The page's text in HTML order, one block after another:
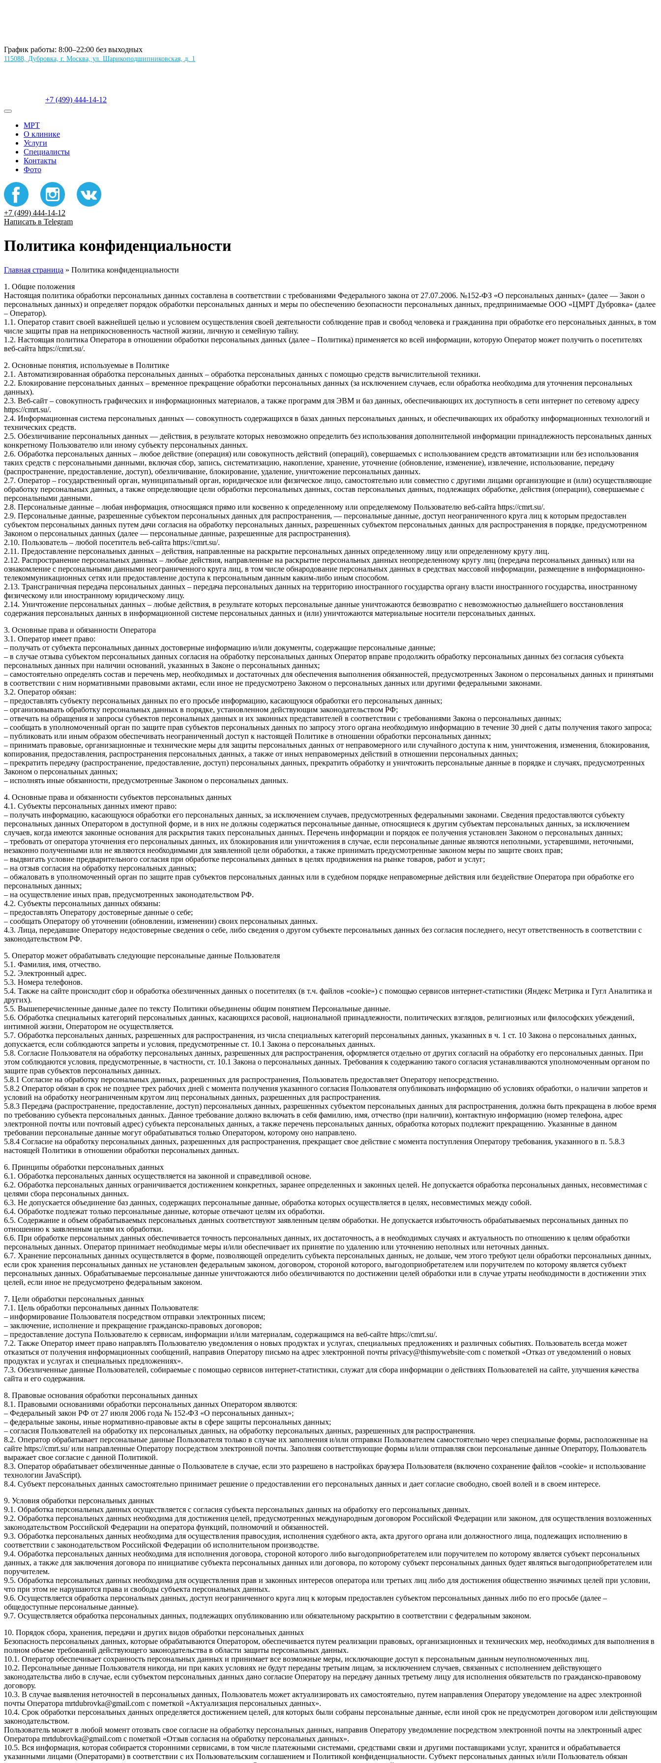
График работы: 8:00–22:00 без выходных
115088, Дубровка, г. Москва, ул. Шарикоподшипниковская, д. 1
+7 (499) 444-14-12
МРТ
О клинике
Услуги
Специалисты
Контакты
Фото
+7 (499) 444-14-12
Написать в Telegram
Политика конфиденциальности
Главная страница » Политика конфиденциальности
1. Общие положения
Настоящая политика обработки персональных данных составлена в соответствии с требованиями Федерального закона от 27.07.2006. №152-ФЗ «О персональных данных» (далее — Закон о
персональных данных) и определяет порядок обработки персональных данных и меры по обеспечению безопасности персональных данных, предпринимаемые ООО «ЦМРТ Дубровка» (далее
– Оператор).
1.1. Оператор ставит своей важнейшей целью и условием осуществления своей деятельности соблюдение прав и свобод человека и гражданина при обработке его персональных данных, в том
числе защиты прав на неприкосновенность частной жизни, личную и семейную тайну.
1.2. Настоящая политика Оператора в отношении обработки персональных данных (далее – Политика) применяется ко всей информации, которую Оператор может получить о посетителях
веб-сайта https://cmrt.su/.
2. Основные понятия, используемые в Политике
2.1. Автоматизированная обработка персональных данных – обработка персональных данных с помощью средств вычислительной техники.
2.2. Блокирование персональных данных – временное прекращение обработки персональных данных (за исключением случаев, если обработка необходима для уточнения персональных
данных).
2.3. Веб-сайт – совокупность графических и информационных материалов, а также программ для ЭВМ и баз данных, обеспечивающих их доступность в сети интернет по сетевому адресу
https://cmrt.su/.
2.4. Информационная система персональных данных — совокупность содержащихся в базах данных персональных данных, и обеспечивающих их обработку информационных технологий и
технических средств.
2.5. Обезличивание персональных данных — действия, в результате которых невозможно определить без использования дополнительной информации принадлежность персональных данных
конкретному Пользователю или иному субъекту персональных данных.
2.6. Обработка персональных данных – любое действие (операция) или совокупность действий (операций), совершаемых с использованием средств автоматизации или без использования
таких средств с персональными данными, включая сбор, запись, систематизацию, накопление, хранение, уточнение (обновление, изменение), извлечение, использование, передачу
(распространение, предоставление, доступ), обезличивание, блокирование, удаление, уничтожение персональных данных.
2.7. Оператор – государственный орган, муниципальный орган, юридическое или физическое лицо, самостоятельно или совместно с другими лицами организующие и (или) осуществляющие
обработку персональных данных, а также определяющие цели обработки персональных данных, состав персональных данных, подлежащих обработке, действия (операции), совершаемые с
персональными данными.
2.8. Персональные данные – любая информация, относящаяся прямо или косвенно к определенному или определяемому Пользователю веб-сайта https://cmrt.su/.
2.9. Персональные данные, разрешенные субъектом персональных данных для распространения, — персональные данные, доступ неограниченного круга лиц к которым предоставлен
субъектом персональных данных путем дачи согласия на обработку персональных данных, разрешенных субъектом персональных данных для распространения в порядке, предусмотренном
Законом о персональных данных (далее — персональные данные, разрешенные для распространения).
2.10. Пользователь – любой посетитель веб-сайта https://cmrt.su/.
2.11. Предоставление персональных данных – действия, направленные на раскрытие персональных данных определенному лицу или определенному кругу лиц.
2.12. Распространение персональных данных – любые действия, направленные на раскрытие персональных данных неопределенному кругу лиц (передача персональных данных) или на
ознакомление с персональными данными неограниченного круга лиц, в том числе обнародование персональных данных в средствах массовой информации, размещение в информационно-
телекоммуникационных сетях или предоставление доступа к персональным данным каким-либо иным способом.
2.13. Трансграничная передача персональных данных – передача персональных данных на территорию иностранного государства органу власти иностранного государства, иностранному
физическому или иностранному юридическому лицу.
2.14. Уничтожение персональных данных – любые действия, в результате которых персональные данные уничтожаются безвозвратно с невозможностью дальнейшего восстановления
содержания персональных данных в информационной системе персональных данных и (или) уничтожаются материальные носители персональных данных.
3. Основные права и обязанности Оператора
3.1. Оператор имеет право:
– получать от субъекта персональных данных достоверные информацию и/или документы, содержащие персональные данные;
– в случае отзыва субъектом персональных данных согласия на обработку персональных данных Оператор вправе продолжить обработку персональных данных без согласия субъекта
персональных данных при наличии оснований, указанных в Законе о персональных данных;
– самостоятельно определять состав и перечень мер, необходимых и достаточных для обеспечения выполнения обязанностей, предусмотренных Законом о персональных данных и принятыми
в соответствии с ним нормативными правовыми актами, если иное не предусмотрено Законом о персональных данных или другими федеральными законами.
3.2. Оператор обязан:
– предоставлять субъекту персональных данных по его просьбе информацию, касающуюся обработки его персональных данных;
– организовывать обработку персональных данных в порядке, установленном действующим законодательством РФ;
– отвечать на обращения и запросы субъектов персональных данных и их законных представителей в соответствии с требованиями Закона о персональных данных;
– сообщать в уполномоченный орган по защите прав субъектов персональных данных по запросу этого органа необходимую информацию в течение 30 дней с даты получения такого запроса;
– публиковать или иным образом обеспечивать неограниченный доступ к настоящей Политике в отношении обработки персональных данных;
– принимать правовые, организационные и технические меры для защиты персональных данных от неправомерного или случайного доступа к ним, уничтожения, изменения, блокирования,
копирования, предоставления, распространения персональных данных, а также от иных неправомерных действий в отношении персональных данных;
– прекратить передачу (распространение, предоставление, доступ) персональных данных, прекратить обработку и уничтожить персональные данные в порядке и случаях, предусмотренных
Законом о персональных данных;
– исполнять иные обязанности, предусмотренные Законом о персональных данных.
4. Основные права и обязанности субъектов персональных данных
4.1. Субъекты персональных данных имеют право:
– получать информацию, касающуюся обработки его персональных данных, за исключением случаев, предусмотренных федеральными законами. Сведения предоставляются субъекту
персональных данных Оператором в доступной форме, и в них не должны содержаться персональные данные, относящиеся к другим субъектам персональных данных, за исключением
случаев, когда имеются законные основания для раскрытия таких персональных данных. Перечень информации и порядок ее получения установлен Законом о персональных данных;
– требовать от оператора уточнения его персональных данных, их блокирования или уничтожения в случае, если персональные данные являются неполными, устаревшими, неточными,
незаконно полученными или не являются необходимыми для заявленной цели обработки, а также принимать предусмотренные законом меры по защите своих прав;
– выдвигать условие предварительного согласия при обработке персональных данных в целях продвижения на рынке товаров, работ и услуг;
– на отзыв согласия на обработку персональных данных;
– обжаловать в уполномоченный орган по защите прав субъектов персональных данных или в судебном порядке неправомерные действия или бездействие Оператора при обработке его
персональных данных;
– на осуществление иных прав, предусмотренных законодательством РФ.
4.2. Субъекты персональных данных обязаны:
– предоставлять Оператору достоверные данные о себе;
– сообщать Оператору об уточнении (обновлении, изменении) своих персональных данных.
4.3. Лица, передавшие Оператору недостоверные сведения о себе, либо сведения о другом субъекте персональных данных без согласия последнего, несут ответственность в соответствии с
законодательством РФ.
5. Оператор может обрабатывать следующие персональные данные Пользователя
5.1. Фамилия, имя, отчество.
5.2. Электронный адрес.
5.3. Номера телефонов.
5.4. Также на сайте происходит сбор и обработка обезличенных данных о посетителях (в т.ч. файлов «cookie») с помощью сервисов интернет-статистики (Яндекс Метрика и Гугл Аналитика и
других).
5.5. Вышеперечисленные данные далее по тексту Политики объединены общим понятием Персональные данные.
5.6. Обработка специальных категорий персональных данных, касающихся расовой, национальной принадлежности, политических взглядов, религиозных или философских убеждений,
интимной жизни, Оператором не осуществляется.
5.7. Обработка персональных данных, разрешенных для распространения, из числа специальных категорий персональных данных, указанных в ч. 1 ст. 10 Закона о персональных данных,
допускается, если соблюдаются запреты и условия, предусмотренные ст. 10.1 Закона о персональных данных.
5.8. Согласие Пользователя на обработку персональных данных, разрешенных для распространения, оформляется отдельно от других согласий на обработку его персональных данных. При
этом соблюдаются условия, предусмотренные, в частности, ст. 10.1 Закона о персональных данных. Требования к содержанию такого согласия устанавливаются уполномоченным органом по
защите прав субъектов персональных данных.
5.8.1 Согласие на обработку персональных данных, разрешенных для распространения, Пользователь предоставляет Оператору непосредственно.
5.8.2 Оператор обязан в срок не позднее трех рабочих дней с момента получения указанного согласия Пользователя опубликовать информацию об условиях обработки, о наличии запретов и
условий на обработку неограниченным кругом лиц персональных данных, разрешенных для распространения.
5.8.3 Передача (распространение, предоставление, доступ) персональных данных, разрешенных субъектом персональных данных для распространения, должна быть прекращена в любое время
по требованию субъекта персональных данных. Данное требование должно включать в себя фамилию, имя, отчество (при наличии), контактную информацию (номер телефона, адрес
электронной почты или почтовый адрес) субъекта персональных данных, а также перечень персональных данных, обработка которых подлежит прекращению. Указанные в данном
требовании персональные данные могут обрабатываться только Оператором, которому оно направлено.
5.8.4 Согласие на обработку персональных данных, разрешенных для распространения, прекращает свое действие с момента поступления Оператору требования, указанного в п. 5.8.3
настоящей Политики в отношении обработки персональных данных.
6. Принципы обработки персональных данных
6.1. Обработка персональных данных осуществляется на законной и справедливой основе.
6.2. Обработка персональных данных ограничивается достижением конкретных, заранее определенных и законных целей. Не допускается обработка персональных данных, несовместимая с
целями сбора персональных данных.
6.3. Не допускается объединение баз данных, содержащих персональные данные, обработка которых осуществляется в целях, несовместимых между собой.
6.4. Обработке подлежат только персональные данные, которые отвечают целям их обработки.
6.5. Содержание и объем обрабатываемых персональных данных соответствуют заявленным целям обработки. Не допускается избыточность обрабатываемых персональных данных по
отношению к заявленным целям их обработки.
6.6. При обработке персональных данных обеспечивается точность персональных данных, их достаточность, а в необходимых случаях и актуальность по отношению к целям обработки
персональных данных. Оператор принимает необходимые меры и/или обеспечивает их принятие по удалению или уточнению неполных или неточных данных.
6.7. Хранение персональных данных осуществляется в форме, позволяющей определить субъекта персональных данных, не дольше, чем этого требуют цели обработки персональных данных,
если срок хранения персональных данных не установлен федеральным законом, договором, стороной которого, выгодоприобретателем или поручителем по которому является субъект
персональных данных. Обрабатываемые персональные данные уничтожаются либо обезличиваются по достижении целей обработки или в случае утраты необходимости в достижении этих
целей, если иное не предусмотрено федеральным законом.
7. Цели обработки персональных данных
7.1. Цель обработки персональных данных Пользователя:
– информирование Пользователя посредством отправки электронных писем;
– заключение, исполнение и прекращение гражданско-правовых договоров;
– предоставление доступа Пользователю к сервисам, информации и/или материалам, содержащимся на веб-сайте https://cmrt.su/.
7.2. Также Оператор имеет право направлять Пользователю уведомления о новых продуктах и услугах, специальных предложениях и различных событиях. Пользователь всегда может
отказаться от получения информационных сообщений, направив Оператору письмо на адрес электронной почты privacy@thismywebsite·com с пометкой «Отказ от уведомлений о новых
продуктах и услугах и специальных предложениях».
7.3. Обезличенные данные Пользователей, собираемые с помощью сервисов интернет-статистики, служат для сбора информации о действиях Пользователей на сайте, улучшения качества
сайта и его содержания.
8. Правовые основания обработки персональных данных
8.1. Правовыми основаниями обработки персональных данных Оператором являются:
– Федеральный закон РФ от 27 июля 2006 года № 152-ФЗ «О персональных данных»;
– федеральные законы, иные нормативно-правовые акты в сфере защиты персональных данных;
– согласия Пользователей на обработку их персональных данных, на обработку персональных данных, разрешенных для распространения.
8.2. Оператор обрабатывает персональные данные Пользователя только в случае их заполнения и/или отправки Пользователем самостоятельно через специальные формы, расположенные на
сайте https://cmrt.su/ или направленные Оператору посредством электронной почты. Заполняя соответствующие формы и/или отправляя свои персональные данные Оператору, Пользователь
выражает свое согласие с данной Политикой.
8.3. Оператор обрабатывает обезличенные данные о Пользователе в случае, если это разрешено в настройках браузера Пользователя (включено сохранение файлов «cookie» и использование
технологии JavaScript).
8.4. Субъект персональных данных самостоятельно принимает решение о предоставлении его персональных данных и дает согласие свободно, своей волей и в своем интересе.
9. Условия обработки персональных данных
9.1. Обработка персональных данных осуществляется с согласия субъекта персональных данных на обработку его персональных данных.
9.2. Обработка персональных данных необходима для достижения целей, предусмотренных международным договором Российской Федерации или законом, для осуществления возложенных
законодательством Российской Федерации на оператора функций, полномочий и обязанностей.
9.3. Обработка персональных данных необходима для осуществления правосудия, исполнения судебного акта, акта другого органа или должностного лица, подлежащих исполнению в
соответствии с законодательством Российской Федерации об исполнительном производстве.
9.4. Обработка персональных данных необходима для исполнения договора, стороной которого либо выгодоприобретателем или поручителем по которому является субъект персональных
данных, а также для заключения договора по инициативе субъекта персональных данных или договора, по которому субъект персональных данных будет являться выгодоприобретателем или
поручителем.
9.5. Обработка персональных данных необходима для осуществления прав и законных интересов оператора или третьих лиц либо для достижения общественно значимых целей при условии,
что при этом не нарушаются права и свободы субъекта персональных данных.
9.6. Осуществляется обработка персональных данных, доступ неограниченного круга лиц к которым предоставлен субъектом персональных данных либо по его просьбе (далее –
общедоступные персональные данные).
9.7. Осуществляется обработка персональных данных, подлежащих опубликованию или обязательному раскрытию в соответствии с федеральным законом.
10. Порядок сбора, хранения, передачи и других видов обработки персональных данных
Безопасность персональных данных, которые обрабатываются Оператором, обеспечивается путем реализации правовых, организационных и технических мер, необходимых для выполнения в
полном объеме требований действующего законодательства в области защиты персональных данных.
10.1. Оператор обеспечивает сохранность персональных данных и принимает все возможные меры, исключающие доступ к персональным данным неуполномоченных лиц.
10.2. Персональные данные Пользователя никогда, ни при каких условиях не будут переданы третьим лицам, за исключением случаев, связанных с исполнением действующего
законодательства либо в случае, если субъектом персональных данных дано согласие Оператору на передачу данных третьему лицу для исполнения обязательств по гражданско-правовому
договору.
10.3. В случае выявления неточностей в персональных данных, Пользователь может актуализировать их самостоятельно, путем направления Оператору уведомление на адрес электронной
почты Оператора mrtdubrovka@gmail.com с пометкой «Актуализация персональных данных».
10.4. Срок обработки персональных данных определяется достижением целей, для которых были собраны персональные данные, если иной срок не предусмотрен договором или действующим
законодательством.
Пользователь может в любой момент отозвать свое согласие на обработку персональных данных, направив Оператору уведомление посредством электронной почты на электронный адрес
Оператора mrtdubrovka@gmail.com с пометкой «Отзыв согласия на обработку персональных данных».
10.5. Вся информация, которая собирается сторонними сервисами, в том числе платежными системами, средствами связи и другими поставщиками услуг, хранится и обрабатывается
указанными лицами (Операторами) в соответствии с их Пользовательским соглашением и Политикой конфиденциальности. Субъект персональных данных и/или Пользователь обязан